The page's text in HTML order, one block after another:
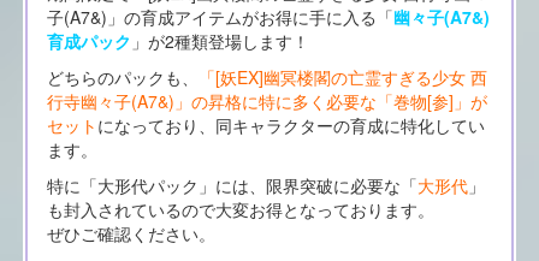
子(A7&)」の育成アイテムがお得に手に入る「幽々子(A7&)
育成パック 」が2種類登場します！
どちらのパックも、
「[妖EX]幽冥楼閣の亡霊すぎる少女 西
行寺幽々子(A7&)」の昇格に特に多く必要な「巻物[参]」が
セット になっており、同キャラクターの育成に特化してい
ます。
特に「大形代パック」には、限界突破に必要な「大形代」
も封入されているので大変お得となっております。
ぜひご確認ください。